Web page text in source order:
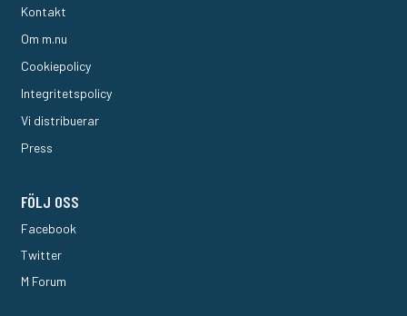
Kontakt
Om m.nu
Cookiepolicy
Integritetspolicy
Vi distribuerar
Press
FÖLJ OSS
Facebook
Twitter
M Forum